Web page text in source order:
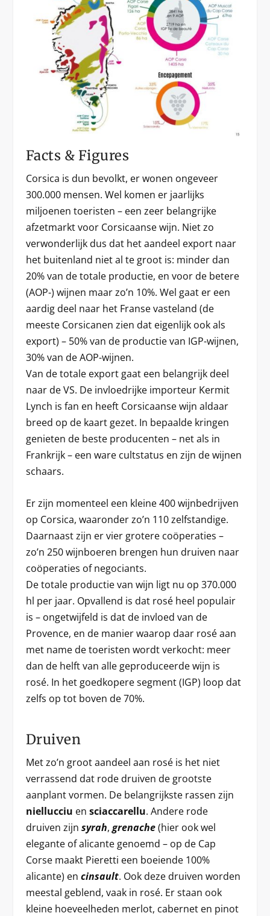
Facts & Figures
Corsica is dun bevolkt, er wonen ongeveer
300.000 mensen. Wel komen er jaarlijks
miljoenen toeristen – een zeer belangrijke
afzetmarkt voor Corsicaanse wijn. Niet zo
verwonderlijk dus dat het aandeel export naar
het buitenland niet al te groot is: minder dan
20% van de totale productie, en voor de betere
(AOP-) wijnen maar zo’n 10%. Wel gaat er een
aardig deel naar het Franse vasteland (de
meeste Corsicanen zien dat eigenlijk ook als
export) – 50% van de productie van IGP-wijnen,
30% van de AOP-wijnen.
Van de totale export gaat een belangrijk deel
naar de VS. De invloedrijke importeur Kermit
Lynch is fan en heeft Corsicaanse wijn aldaar
breed op de kaart gezet. In bepaalde kringen
genieten de beste producenten – net als in
Frankrijk – een ware cultstatus en zijn de wijnen
schaars.
Er zijn momenteel een kleine 400 wijnbedrijven
op Corsica, waaronder zo’n 110 zelfstandige.
Daarnaast zijn er vier grotere coöperaties –
zo’n 250 wijnboeren brengen hun druiven naar
coöperaties of negociants.
De totale productie van wijn ligt nu op 370.000
hl per jaar. Opvallend is dat rosé heel populair
is – ongetwijfeld is dat de invloed van de
Provence, en de manier waarop daar rosé aan
met name de toeristen wordt verkocht: meer
dan de helft van alle geproduceerde wijn is
rosé. In het goedkopere segment (IGP) loop dat
zelfs op tot boven de 70%.
Druiven
Met zo’n groot aandeel aan rosé is het niet
verrassend dat rode druiven de grootste
aanplant vormen. De belangrijkste rassen zijn
niellucciu en sciaccarellu. Andere rode
druiven zijn syrah, grenache(hier ook wel
elegante of alicante genoemd – op de Cap
Corse maakt Pieretti een boeiende 100%
alicante) en cinsault. Ook deze druiven worden
meestal geblend, vaak in rosé. Er staan ook
kleine hoeveelheden merlot, cabernet en pinot